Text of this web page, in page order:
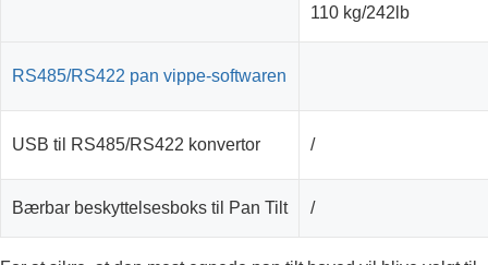
110 kg/242lb
RS485/RS422 pan vippe-softwaren
USB til RS485/RS422 konvertor /
Bærbar beskyttelsesboks til Pan Tilt /